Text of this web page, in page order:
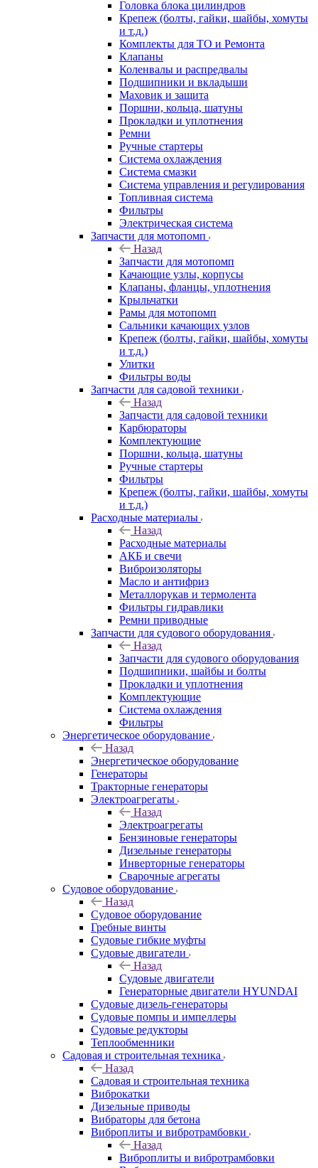
Головка блока цилиндров
Крепеж (болты, гайки, шайбы, хомуты
и т.д.)
Комплекты для ТО и Ремонта
Клапаны
Коленвалы и распредвалы
Подшипники и вкладыши
Маховик и защита
Поршни, кольца, шатуны
Прокладки и уплотнения
Ремни
Ручные стартеры
Система охлаждения
Система смазки
Система управления и регулирования
Топливная система
Фильтры
Электрическая система
Запчасти для мотопомп
Назад
Запчасти для мотопомп
Качающие узлы, корпусы
Клапаны, фланцы, уплотнения
Крыльчатки
Рамы для мотопомп
Сальники качающих узлов
Крепеж (болты, гайки, шайбы, хомуты
и т.д.)
Улитки
Фильтры воды
Запчасти для садовой техники
Назад
Запчасти для садовой техники
Карбюраторы
Комплектующие
Поршни, кольца, шатуны
Ручные стартеры
Фильтры
Крепеж (болты, гайки, шайбы, хомуты
и т.д.)
Расходные материалы
Назад
Расходные материалы
АКБ и свечи
Виброизоляторы
Масло и антифриз
Металлорукав и термолента
Фильтры гидравлики
Ремни приводные
Запчасти для судового оборудования
Назад
Запчасти для судового оборудования
Подшипники, шайбы и болты
Прокладки и уплотнения
Комплектующие
Система охлаждения
Фильтры
Энергетическое оборудование
Назад
Энергетическое оборудование
Генераторы
Тракторные генераторы
Электроагрегаты
Назад
Электроагрегаты
Бензиновые генераторы
Дизельные генераторы
Инверторные генераторы
Сварочные агрегаты
Судовое оборудование
Назад
Судовое оборудование
Гребные винты
Судовые гибкие муфты
Судовые двигатели
Назад
Судовые двигатели
Генераторные двигатели HYUNDAI
Судовые дизель-генераторы
Судовые помпы и импеллеры
Судовые редукторы
Теплообменники
Садовая и строительная техника
Назад
Садовая и строительная техника
Виброкатки
Дизельные приводы
Вибраторы для бетона
Виброплиты и вибротрамбовки
Назад
Виброплиты и вибротрамбовки